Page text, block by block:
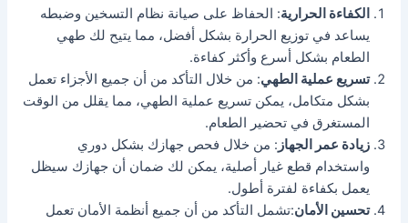
الكفاءة الحرارية: الحفاظ على صيانة نظام التسخين وضبطه
يساعد في توزيع الحرارة بشكل أفضل، مما يتيح لك طهي
الطعام بشكل أسرع وأكثر كفاءة.
تسريع عملية الطهي: من خلال التأكد من أن جميع الأجزاء تعمل
بشكل متكامل، يمكن تسريع عملية الطهي، مما يقلل من الوقت
المستغرق في تحضير الطعام.
زيادة عمر الجهاز : من خلال فحص جهازك بشكل دوري
واستخدام قطع غيار أصلية، يمكن لك ضمان أن جهازك سيظل
يعمل بكفاءة لفترة أطول.
تحسين الأمان:تشمل التأكد من أن جميع أنظمة الأمان تعمل